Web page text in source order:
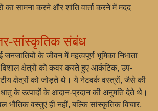
का सामना करने और शांति वार्ता करने में मदद
सांस्कृतिक संबंध
जनजातियों के जीवन में महत्वपूर्ण भूमिका निभाता
विशाल क्षेत्रों को कवर करते हुए आर्कटिक, उप-
क्षेत्रों को जोड़ते थे। ये नेटवर्क वस्त्रों, जैसे की
के उत्पादों के आदान-प्रदान की अनुमति देते थे।
भौतिक वस्तुएं ही नहीं, बल्कि सांस्कृतिक विचार,